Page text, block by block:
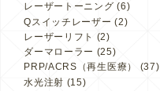
レーザートーニング (6)
Qスイッチレーザー (2)
レーザーリフト (2)
ダーマローラー (25)
PRP/ACRS（再生医療）
(37)
水光注射 (15)